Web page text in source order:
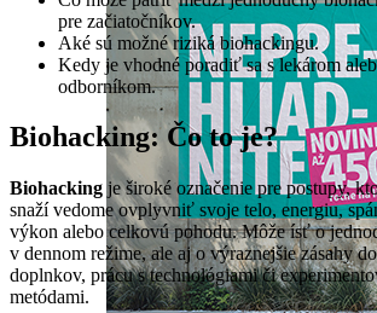
pre začiatočníkov.
Aké sú možné riziká biohackingu.
Kedy je vhodné poradiť sa s lekárom
odborníkom.
Biohacking: Čo to je?
Biohacking je široké označenie pre postupy,
snaží vedome ovplyvniť svoje telo, energiu,
výkon alebo celkovú pohodu. Môže ísť o
v dennom režime, ale aj o výraznejšie zásahy
doplnkov, prácu s technológiami či
metódami.